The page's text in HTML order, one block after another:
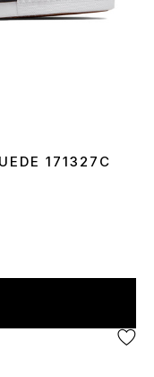
171327C